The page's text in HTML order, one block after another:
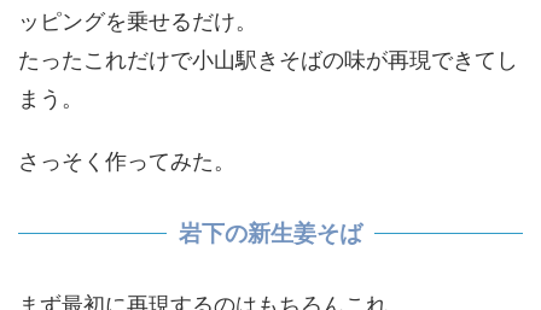
ッピングを乗せるだけ。
たったこれだけで小山駅きそばの味が再現できてし
まう。
さっそく作ってみた。
岩下の新生姜そば
まず最初に再現するのはもちろんこれ。